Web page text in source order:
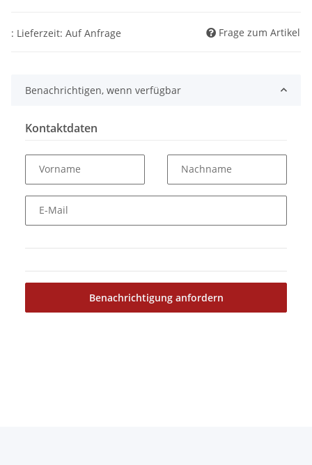
: Lieferzeit: Auf Anfrage Frage zum Artikel
Benachrichtigen, wenn verfügbar
Kontaktdaten
Vorname Nachname
E-Mail
Benachrichtigung anfordern